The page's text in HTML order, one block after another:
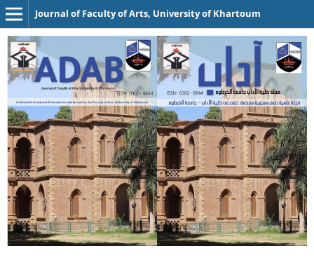
Journal of Faculty of Arts, University of Khartoum